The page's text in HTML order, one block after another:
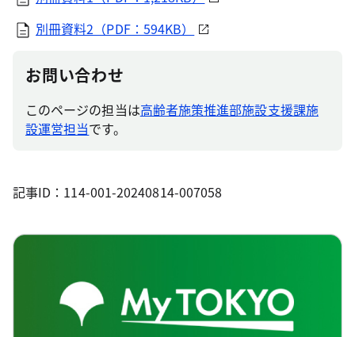
別冊資料2（PDF：594KB）
お問い合わせ
このページの担当は高齢者施策推進部施設支援課施
設運営担当です。
記事ID：114-001-20240814-007058